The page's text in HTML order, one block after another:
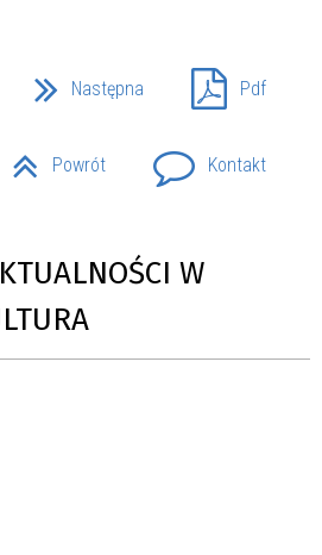
Następna Pdf
Powrót Kontakt
W